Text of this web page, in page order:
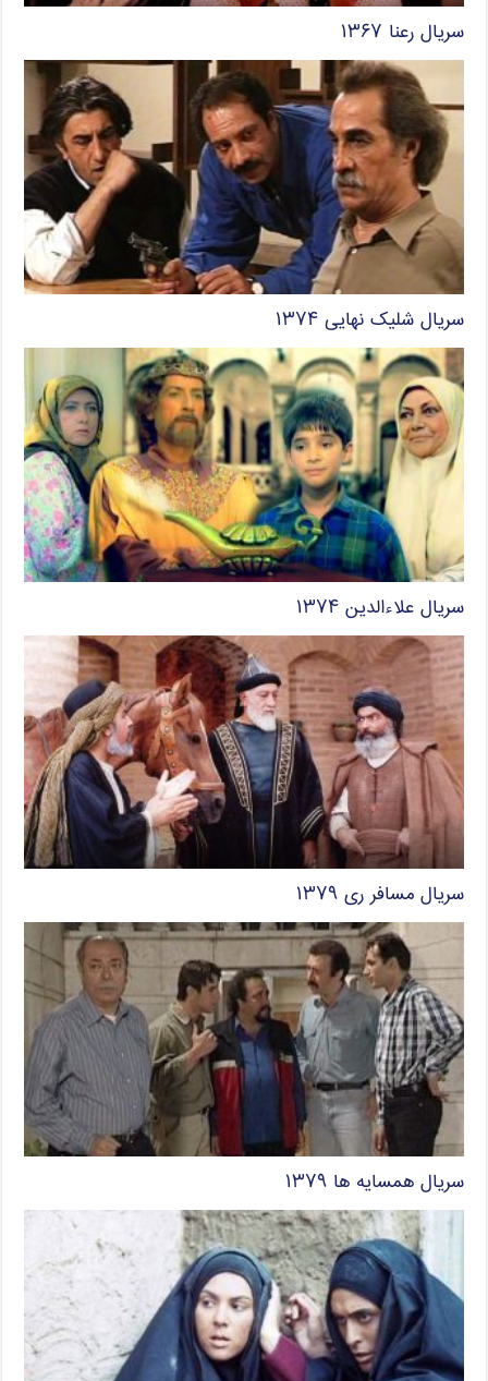
سریال رعنا ۱۳۶۷
سریال شلیک نهایی ۱۳۷۴
سریال علاءالدین ۱۳۷۴
سریال مسافر ری ۱۳۷۹
سریال همسایه ها ۱۳۷۹